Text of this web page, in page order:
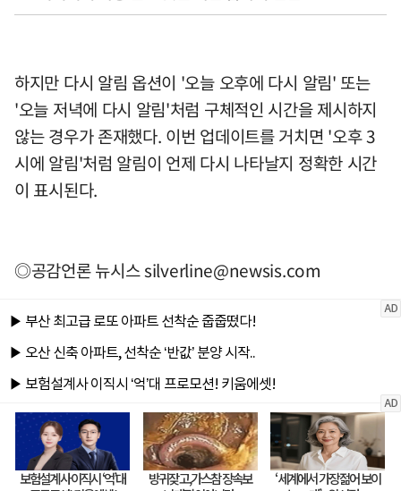
하지만 다시 알림 옵션이 '오늘 오후에 다시 알림' 또는
'오늘 저녁에 다시 알림'처럼 구체적인 시간을 제시하지
않는 경우가 존재했다. 이번 업데이트를 거치면 '오후 3
시에 알림'처럼 알림이 언제 다시 나타날지 정확한 시간
이 표시된다.
◎공감언론 뉴시스silverline@newsis.com